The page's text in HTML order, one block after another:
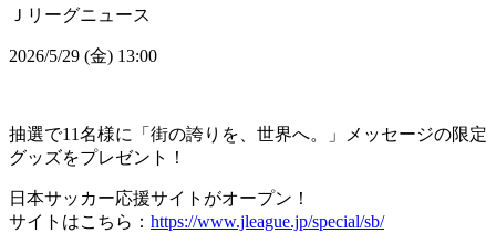
Ｊリーグニュース
2026/5/29 (金) 13:00
抽選で11名様に「街の誇りを、世界へ。」メッセージの限定
グッズをプレゼント！
日本サッカー応援サイトがオープン！
サイトはこちら： https://www.jleague.jp/special/sb/